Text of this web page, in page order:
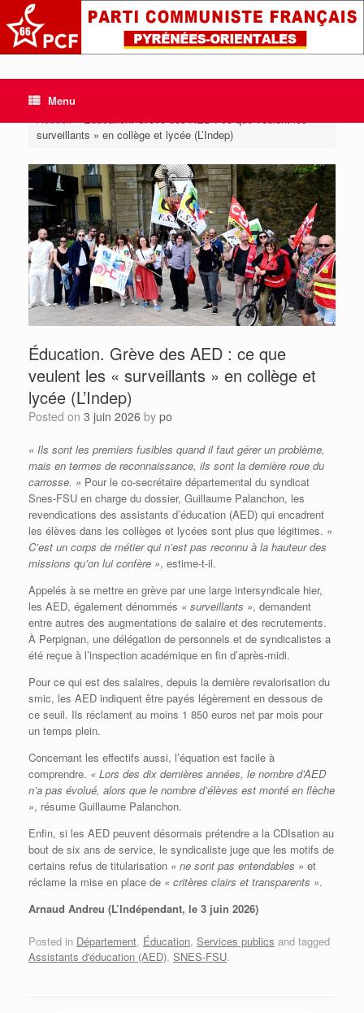
to
content
Menu
Accueil»Éducation. Grève des AED : ce que veulent les «
surveillants » en collège et lycée (L’Indep)
Éducation. Grève des AED : ce que
veulent les « surveillants » en collège et
lycée (L’Indep)
Posted on 3 juin 2026 by po
« Ils sont les premiers fusibles quand il faut gérer un problème,
mais en termes de reconnaissance, ils sont la dernière roue du
carrosse. » Pour le co-secrétaire départemental du syndicat
Snes-FSU en charge du dossier, Guillaume Palanchon, les
revendications des assistants d’éducation (AED) qui encadrent
les élèves dans les collèges et lycées sont plus que légitimes. «
C’est un corps de métier qui n’est pas reconnu à la hauteur des
missions qu’on lui confère », estime-t-il.
Appelés à se mettre en grève par une large intersyndicale hier,
les AED, également dénommés « surveillants », demandent
entre autres des augmentations de salaire et des recrutements.
À Perpignan, une délégation de personnels et de syndicalistes a
été reçue à l’inspection académique en fin d’après-midi.
Pour ce qui est des salaires, depuis la dernière revalorisation du
smic, les AED indiquent être payés légèrement en dessous de
ce seuil. Ils réclament au moins 1 850 euros net par mois pour
un temps plein.
Concernant les effectifs aussi, l’équation est facile à
comprendre. « Lors des dix dernières années, le nombre d’AED
n’a pas évolué, alors que le nombre d’élèves est monté en flèche
», résume Guillaume Palanchon.
Enfin, si les AED peuvent désormais prétendre a la CDIsation au
bout de six ans de service, le syndicaliste juge que les motifs de
certains refus de titularisation « ne sont pas entendables » et
réclame la mise en place de « critères clairs et transparents ».
Arnaud Andreu (L’Indépendant, le 3 juin 2026)
Posted in Département, Éducation, Services publics and tagged
Assistants d'éducation (AED), SNES-FSU.